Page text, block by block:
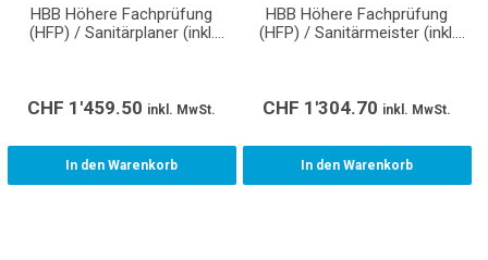
HBB Höhere Fachprüfung
(HFP) / Sanitärplaner (inkl.
CHF 1'459.50 inkl. MwSt.
In den Warenkorb
HBB Höhere Fachprüfung
(HFP) / Sanitärmeister (inkl.
CHF 1'304.70 inkl. MwSt.
In den Warenkorb